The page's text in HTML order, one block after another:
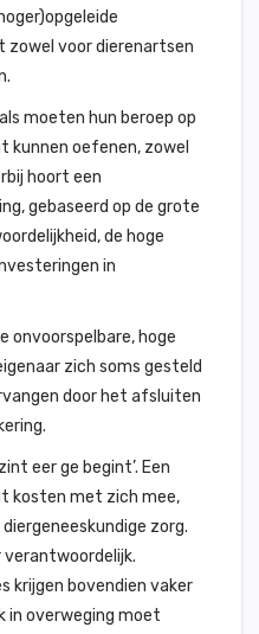
zowel voor dierenartsen
moeten hun beroep op
kunnen oefenen, zowel
hoort een
gebaseerd op de grote
de hoge
in
onvoorspelbare, hoge
zich soms gesteld
door het afsluiten
eer ge begint’. Een
kosten met zich mee,
zorg.
verantwoordelijk.
krijgen bovendien vaker
in overweging moet